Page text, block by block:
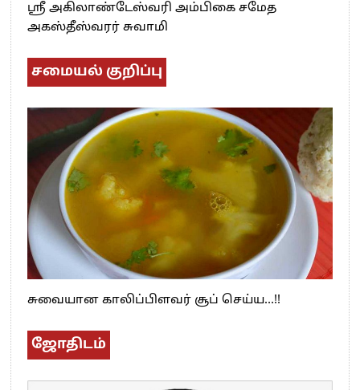
ஸ்ரீ அகிலாண்டேஸ்வரி அம்பிகை சமேத
அகஸ்தீஸ்வரர் சுவாமி
சமையல் குறிப்பு
சுவையான காலிப்பிளவர் சூப் செய்ய…!!
ஜோதிடம்